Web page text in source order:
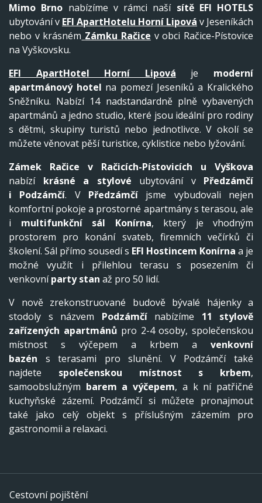
Mimo Brno nabízíme v rámci naší sítě EFI HOTELS
ubytování v EFI ApartHotelu Horní Lipová v Jeseníkách
nebo v krásném Zámku Račice v obci Račice-Pístovice
na Vyškovsku.
EFI ApartHotel Horní Lipová je moderní
apartmánový hotel na pomezí Jeseníků a Kralického
Sněžníku. Nabízí 14 nadstandardně plně vybavených
apartmánů a jedno studio, které jsou ideální pro rodiny
s dětmi, skupiny turistů nebo jednotlivce. V okolí se
můžete věnovat pěší turistice, cyklistice nebo lyžování.
Zámek Račice v Račicích-Pístovicích u Vyškova
nabízí krásné a stylové ubytování v Předzámčí
i
Podzámčí. V Předzámčí jsme vybudovali nejen
komfortní pokoje a prostorné apartmány s terasou, ale
i multifunkční sál Konírna, který je vhodným
prostorem pro konání svateb, firemních večírků či
školení. Sál přímo sousedí s EFI Hostincem Konírna a je
možné využít i přilehlou terasu s posezením či
venkovníparty stan až pro 50 lidí.
V nově zrekonstruované budově bývalé hájenky a
stodoly s názvem Podzámčínabízíme 11 stylově
zařízených apartmánů pro 2-4 osoby, společenskou
místnost s výčepem a krbem a venkovní
bazén s terasami pro slunění. V Podzámčí také
najdete společenskou místnost s krbem,
samoobslužným barem a výčepem, a k ní patřičné
kuchyňské zázemí. Podzámčí si můžete pronajmout
také jako celý objekt s příslušným zázemím pro
gastronomii a relaxaci.
Cestovní pojištění